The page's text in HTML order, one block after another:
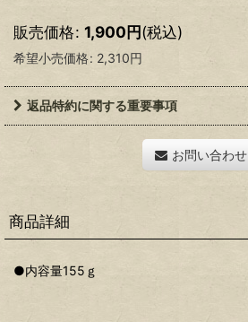
販売価格: 1,900円(税込)
希望小売価格: 2,310円
返品特約に関する重要事項
お問い合わせ
商品詳細
●内容量155ｇ